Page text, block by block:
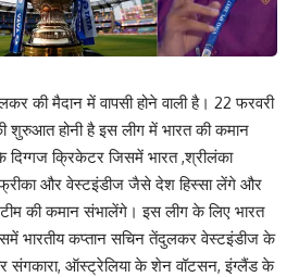
की मैदान में वापसी होने वाली है। 22 फरवरी
शुरुआत होनी है इस लीग में भारत की कमान
क्रिकेटर जिसमें भारत ,श्रीलंका
और वेस्टइंडीज जैसे देश हिस्सा लेंगे और
की कमान संभालेंगे। इस लीग के लिए भारत
भारतीय कप्तान सचिन तेंदुलकर वेस्टइंडीज के
संगकारा, ऑस्ट्रेलिया के शेन वॉटसन, इंग्लैंड के